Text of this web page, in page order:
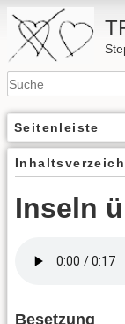
Seitenleiste
Inseln
Besetzung